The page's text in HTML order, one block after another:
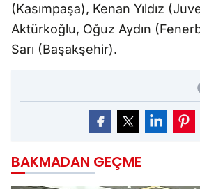
(Kasımpaşa), Kenan Yıldız
Aktürkoğlu, Oğuz Aydın
Sarı (Başakşehir).
BAKMADAN GEÇME